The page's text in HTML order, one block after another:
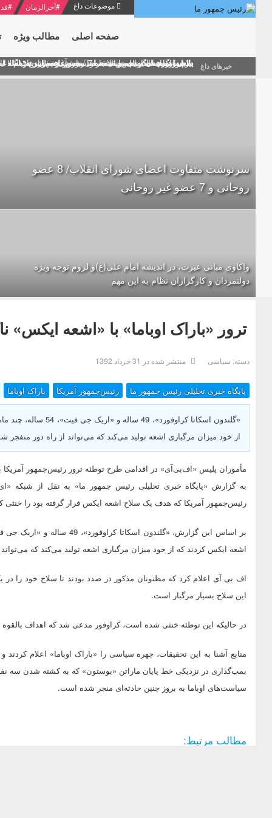
موضوعات داغ #آخرالزمان #
صفحه اصلی مطالب ویژه
خبرهای داغ منشور گفتمان امام و انقلاب - 7 /بخش دوم : شرح پیام ۱۰ خرداد ۱۳۶۹ امام خامنه ای/ فصل پنجم: حفظ عزّت و کرامت انقلابی
بازخوانی افشاگری سپهبد محمود منصور افسر ارشد
دلایل اهمیت سیزدهمین انتخابات ریاست جمهوری از نگاه
بیانات امام خامنه ای در سخنرانی نوروزی خطاب به ملت
پیام نوروزی امام خامنه ای به مناسبت آغاز سال ۱۴۰۰
سرنوشت متفاوت اعضای شورای انقلاب/ 8 عضو
روحانی و 7 عضو غیر روحانی
واکاوی مبانی عبرت، در اندیشه امام علی(ع)و لزوم توجه ویژه
دولتمردان و کارگزاران نظام به این مهم
ترور «باراک اوباما» با «اشعه‌ ایکس»
دسته: سیاسی منتشر شده در 31 خرداد 1392
پایگاه خبری تحلیلی رئیس جمهور ما رئیس‌جمهور آمریکا باراک اوباما
«گلندون اسکاتا
از خود میزان مرگباری اشعه تولید می‌کند که می‌تواند از راه دور منفجر
مأموران پلیس «اف‌بی‌‌آی» در اقدامی طرح توطئه ترور رئیس‌جمهور
به گزارش «پایگاه خبری تحلیلی رئیس جمهور ما» به نقل از شبکه
رئیس‌جمهور آمریکا که هدف یک سلاح اشعه ایکس قرار گرفته بود را خنثی
اشعه ایکس کردند که از خود میزان مرگباری اشعه تولید می‌کند که
اف بی آی اعلام کرد که مظنونان مذکور در صدد بودند تا سلاح‌ خود را
این سلاح بسیار مرگبار است.
در حالیکه این توطئه خنثی شده است، کراوفور مدعی شد که اهداف
منابع آشنا به این تحقیقات، چهره سیاسی را «باراک اوباما» اعلام
بمب‌گذاری در نزدیکی خط پایان ماراتن «بوستون» که به کشته شدن سه
سیاست‌های اوباما به بروز چنین حادثه‌ای منجر شده است.
مطالب مرتبط: